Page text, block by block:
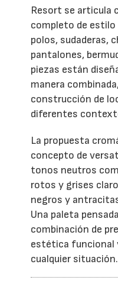
Resort se articula
completo de estilo
polos, sudaderas,
pantalones,
piezas están
manera
construcción de
diferentes
La propuesta
concepto de
tonos neutros
rotos y grises
negros y
Una paleta
combinación de
estética funcional
cualquier situación.